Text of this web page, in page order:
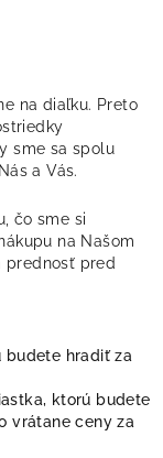
na diaľku. Preto
sme sa spolu
a Vás.
čo sme si
na Našom
prednosť pred
budete hradiť za
ktorú budete
vrátane ceny za